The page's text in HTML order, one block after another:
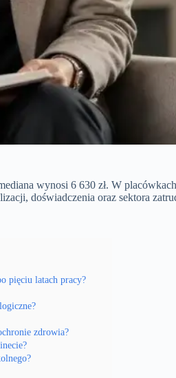
wynosi 6 630 zł. W
doświadczenia oraz sektora
pięciu latach pracy?
zdrowia?